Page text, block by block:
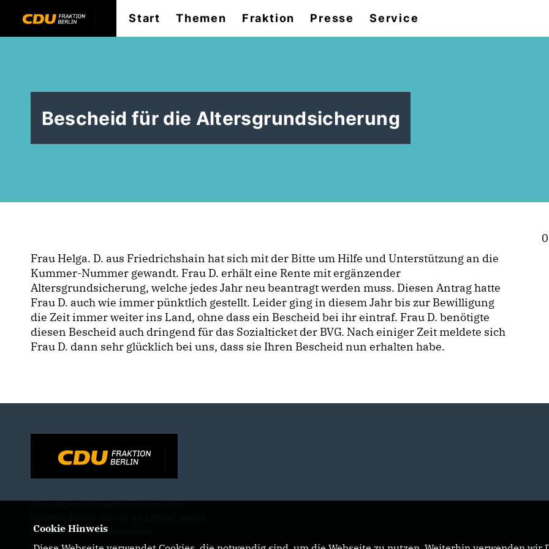
Start Themen Fraktion Presse Service
Bescheid für die Altersgrundsicherung
Frau Helga. D. aus Friedrichshain hat sich mit der Bitte um Hilfe und Unterstützung an die
Kummer-Nummer gewandt. Frau D. erhält eine Rente mit ergänzender
Altersgrundsicherung, welche jedes Jahr neu beantragt werden muss. Diesen Antrag hatte
Frau D. auch wie immer pünktlich gestellt. Leider ging in diesem Jahr bis zur Bewilligung
die Zeit immer weiter ins Land, ohne dass ein Bescheid bei ihr eintraf. Frau D. benötigte
diesen Bescheid auch dringend für das Sozialticket der BVG. Nach einiger Zeit meldete sich
Frau D. dann sehr glücklich bei uns, dass sie Ihren Bescheid nun erhalten habe.
Mit unseren 52 Abgeordneten aus allen
im Berliner Abgeordnetenhaus.
Cookie Hinweis